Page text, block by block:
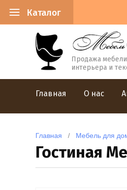
Каталог
Продажа
интерьера и
Главная О нас
Главная
   /
Мебель для
Гостиная